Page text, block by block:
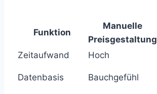
Funktion
Manuelle
Preisgestaltung
Zeitaufwand
Hoch
Datenbasis Bauchgefühl